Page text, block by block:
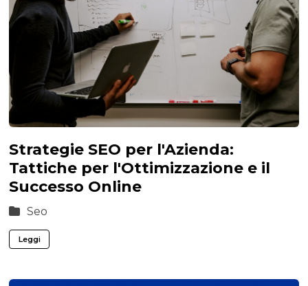
Strategie SEO per l'Azienda:
Tattiche per l'Ottimizzazione e il
Successo Online
Seo
Leggi